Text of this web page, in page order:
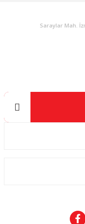
Saraylar Mah.